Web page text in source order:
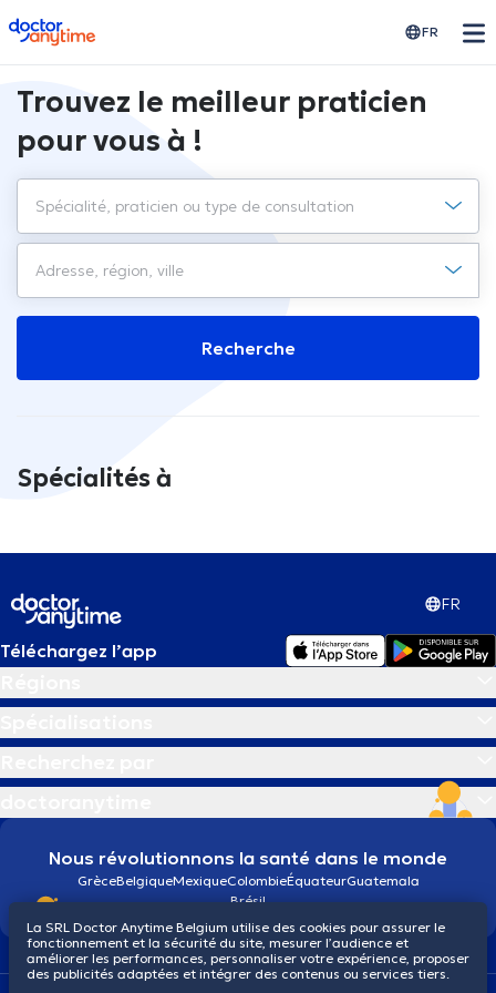
doctoranytime FR
Trouvez le meilleur praticien
pour vous à !
Recherche
Spécialités à
FR
Téléchargez l’app
Nous révolutionnons la santé dans le monde
GrèceBelgiqueMexiqueColombieÉquateurGuatemala
Brésil
La SRL Doctor Anytime Belgium utilise des cookies pour assurer le
fonctionnement et la sécurité du site, mesurer l’audience et
améliorer les performances, personnaliser votre expérience, proposer
des publicités adaptées et intégrer des contenus ou services tiers.